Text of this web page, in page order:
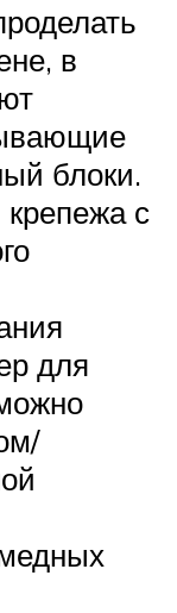
в
блоки.
с
для